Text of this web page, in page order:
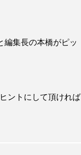
編集長の本橋がピッ
ントにして頂ければ